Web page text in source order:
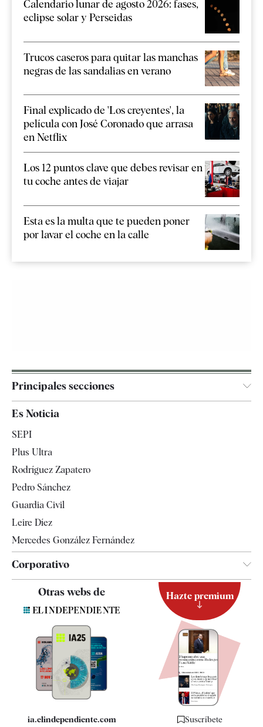
Calendario lunar de agosto 2026: fases,
eclipse solar y Perseidas
Trucos caseros para quitar las manchas
negras de las sandalias en verano
Final explicado de 'Los creyentes', la
película con José Coronado que arrasa
en Netflix
Los 12 puntos clave que debes revisar en
tu coche antes de viajar
Esta es la multa que te pueden poner
por lavar el coche en la calle
Principales secciones
España
Televisión
Es Noticia
SEPI
Plus Ultra
Rodríguez Zapatero
Pedro Sánchez
Guardia Civil
Leire Díez
Mercedes González Fernández
Corporativo
Contacto
Quiénes somos
Especificaciones
Otras webs de
ia.elindependiente.com
Hazte premium
Suscríbete